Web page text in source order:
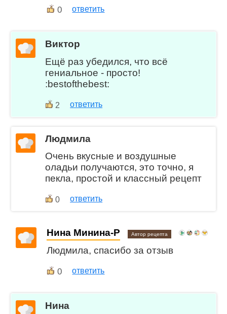
0 ответить
Виктор
Ещё раз убедился, что всё
гениальное - просто!
:bestofthebest:
2 ответить
Людмила
Очень вкусные и воздушные
оладьи получаются, это точно, я
пекла, простой и классный рецепт
0 ответить
Нина Минина-Р Автор рецепта
Людмила, спасибо за отзыв
0 ответить
Нина